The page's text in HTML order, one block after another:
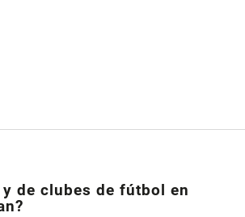
de clubes de fútbol en